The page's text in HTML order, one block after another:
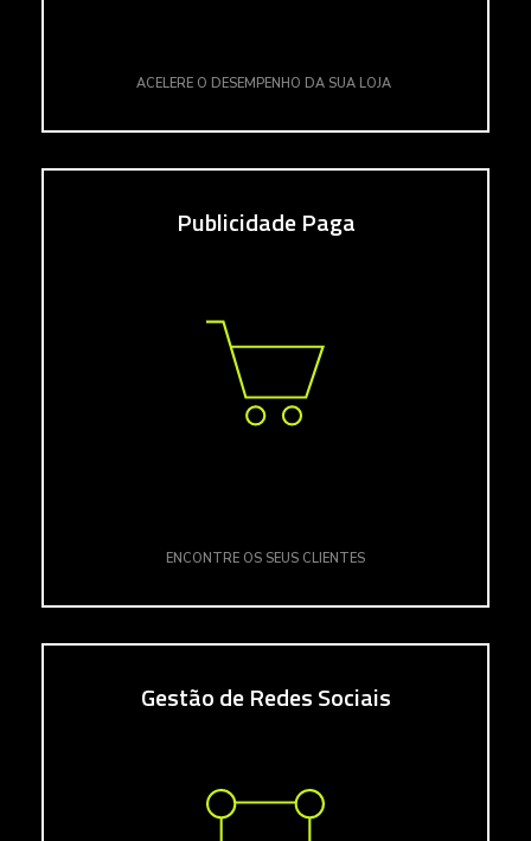
ACELERE O DESEMPENHO DA SUA LOJA
Publicidade Paga
ENCONTRE OS SEUS CLIENTES
Gestão de Redes Sociais